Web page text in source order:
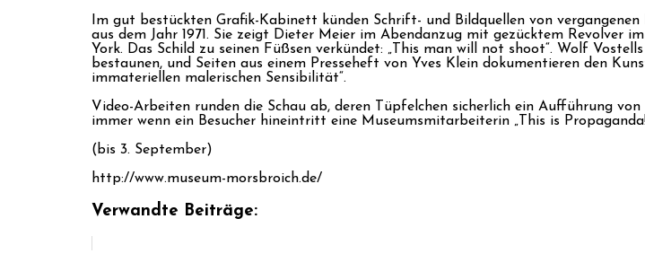
Im gut bestückten Grafik-Kabinett künden Schrift- und Bildquellen von
aus dem Jahr 1971. Sie zeigt Dieter Meier im Abendanzug mit gezücktem Revolver
York. Das Schild zu seinen Füßsen verkündet: „This man will not shoot“. Wolf
bestaunen, und Seiten aus einem Presseheft von Yves Klein dokumentieren den
immateriellen malerischen Sensibilität“.
Video-Arbeiten runden die Schau ab, deren Tüpfelchen sicherlich ein Aufführung
immer wenn ein Besucher hineintritt eine Museumsmitarbeiterin „This is
(bis 3. September)
http://www.museum-morsbroich.de/
Verwandte Beiträge: